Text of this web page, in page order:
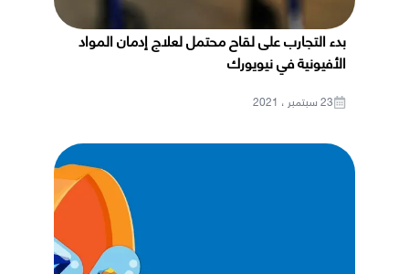
بدء التجارب على لقاح محتمل لعلاج إدمان المواد
الأفيونية في نيويورك
23 سبتمبر ، 2021